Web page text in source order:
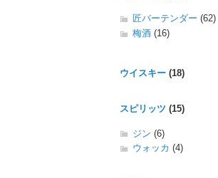
匠バーテンダー (62)
梅酒 (16)
ウイスキー (18)
スピリッツ (15)
ジン (6)
ウォッカ (4)